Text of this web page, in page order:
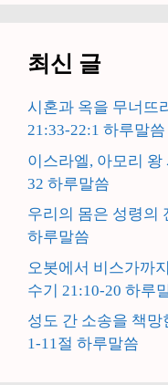
최신 글
시혼과 옥을 무너뜨
21:33-22:1 하루말씀
이스라엘, 아모리 왕
32 하루말씀
우리의 몸은 성령의
하루말씀
오봇에서 비스가까
수기 21:10-20 하루
성도 간 소송을 책
1-11절 하루말씀